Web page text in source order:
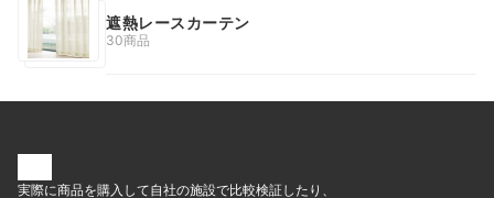
遮熱レースカーテン
30商品
実際に商品を購入して自社の施設で比較検証したり、